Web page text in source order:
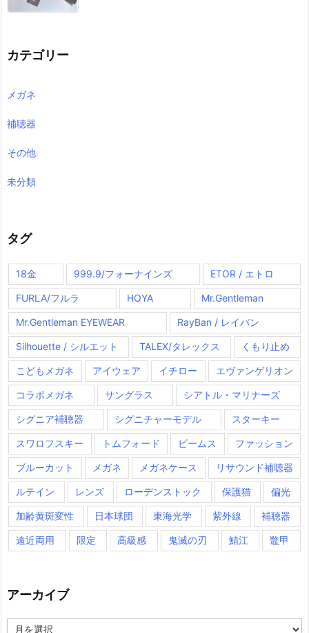
カテゴリー
メガネ
補聴器
その他
未分類
タグ
18金 999.9/フォーナインズ ETOR / エトロ
FURLA/フルラ HOYA Mr.Gentleman
Mr.Gentleman EYEWEAR RayBan / レイバン
Silhouette / シルエット TALEX/タレックス くもり止め
こどもメガネ アイウェア イチロー エヴァンゲリオン
コラボメガネ サングラス シアトル・マリナーズ
シグニア補聴器 シグニチャーモデル スターキー
スワロフスキー トムフォード ビームス ファッション
ブルーカット メガネ メガネケース リサウンド補聴器
ルテイン レンズ ローデンストック 保護猫 偏光
加齢黄斑変性 日本球団 東海光学 紫外線 補聴器
遠近両用 限定 高級感 鬼滅の刃 鯖江 鼈甲
アーカイブ